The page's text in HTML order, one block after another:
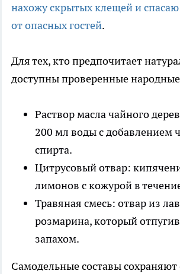
нахожу скрытых клещей и спасаю
от опасных гостей.
Для тех, кто предпочитает
доступны проверенные
Раствор масла чайного
200 мл воды с добавлением
спирта.
Цитрусовый отвар:
лимонов с кожурой в
Травяная смесь: отвар из
розмарина, который
запахом.
Самодельные составы сохраняют